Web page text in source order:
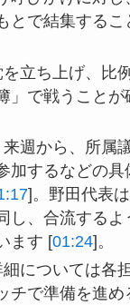
とで結集するこ
立ち上げ、比
」で戦うことが
来週から、所属
加するなどの
]。野田代表
し、合流する
ます [01:24]。
細については各
チで準備を進め